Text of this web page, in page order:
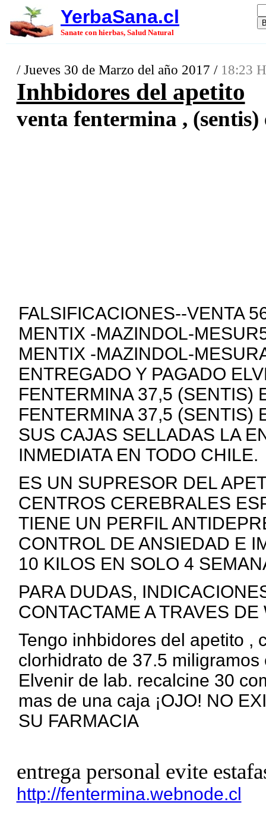
YerbaSana.cl
Sanate con hierbas, Salud Natural
/ Jueves 30 de Marzo del año 2017 / 18:23
Inhbidores del apetito
venta fentermina ,
FALSIFICACIONES--VENTA
MENTIX -MAZINDOL-
MENTIX -MAZINDOL-
ENTREGADO Y PAGADO
FENTERMINA 37,5 (SENTIS)
FENTERMINA 37,5 (SENTIS)
SUS CAJAS SELLADAS LA
INMEDIATA EN TODO CHILE.
ES UN SUPRESOR DEL
CENTROS CEREBRALES
TIENE UN PERFIL
CONTROL DE ANSIEDAD E
10 KILOS EN SOLO 4
PARA DUDAS,
CONTACTAME A TRAVES
Tengo inhbidores del apetito ,
clorhidrato de 37.5
Elvenir de lab. recalcine 30
mas de una caja ¡OJO! NO
SU FARMACIA
entrega personal evite
http://fentermina.webnode.cl